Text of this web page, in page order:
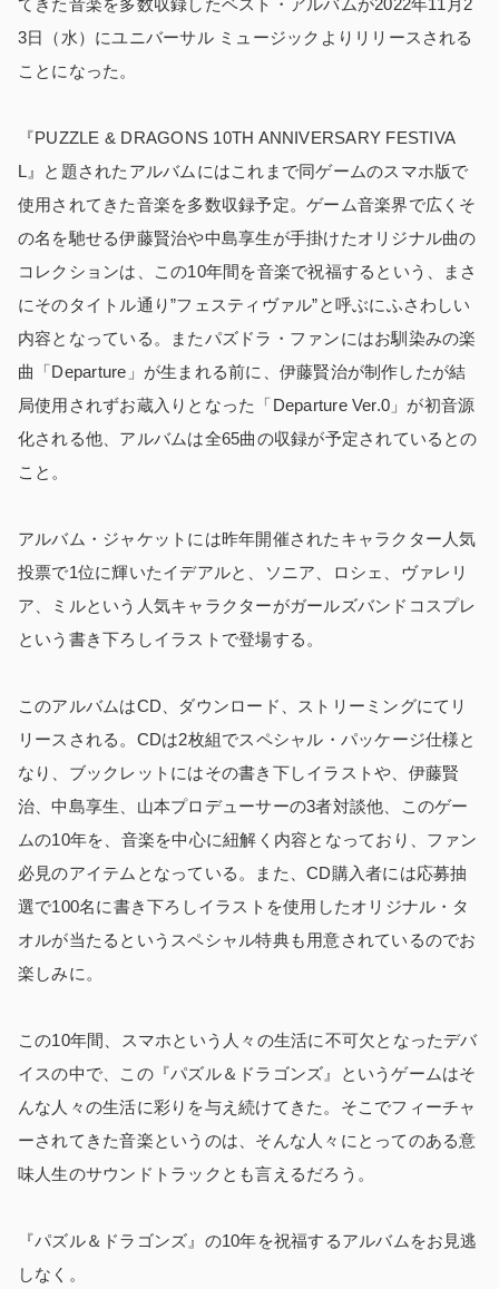
てきた音楽を多数収録したベスト・アルバムが2022年11月2
3日（水）にユニバーサル ミュージックよりリリースされる
ことになった。
『PUZZLE & DRAGONS 10TH ANNIVERSARY FESTIVA
L』と題されたアルバムにはこれまで同ゲームのスマホ版で
使用されてきた音楽を多数収録予定。ゲーム音楽界で広くそ
の名を馳せる伊藤賢治や中島享生が手掛けたオリジナル曲の
コレクションは、この10年間を音楽で祝福するという、まさ
にそのタイトル通り”フェスティヴァル”と呼ぶにふさわしい
内容となっている。またパズドラ・ファンにはお馴染みの楽
曲「Departure」が生まれる前に、伊藤賢治が制作したが結
局使用されずお蔵入りとなった「Departure Ver.0」が初音源
化される他、アルバムは全65曲の収録が予定されているとの
こと。
アルバム・ジャケットには昨年開催されたキャラクター人気
投票で1位に輝いたイデアルと、ソニア、ロシェ、ヴァレリ
ア、ミルという人気キャラクターがガールズバンドコスプレ
という書き下ろしイラストで登場する。
このアルバムはCD、ダウンロード、ストリーミングにてリ
リースされる。CDは2枚組でスペシャル・パッケージ仕様と
なり、ブックレットにはその書き下しイラストや、伊藤賢
治、中島享生、山本プロデューサーの3者対談他、このゲー
ムの10年を、音楽を中心に紐解く内容となっており、ファン
必見のアイテムとなっている。また、CD購入者には応募抽
選で100名に書き下ろしイラストを使用したオリジナル・タ
オルが当たるというスペシャル特典も用意されているのでお
楽しみに。
この10年間、スマホという人々の生活に不可欠となったデバ
イスの中で、この『パズル＆ドラゴンズ』というゲームはそ
んな人々の生活に彩りを与え続けてきた。そこでフィーチャ
ーされてきた音楽というのは、そんな人々にとってのある意
味人生のサウンドトラックとも言えるだろう。
『パズル＆ドラゴンズ』の10年を祝福するアルバムをお見逃
しなく。